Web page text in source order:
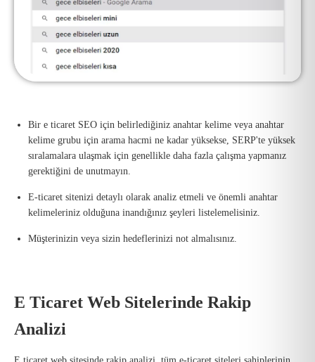
Bir e ticaret SEO için belirlediğiniz anahtar kelime veya anahtar
kelime grubu için arama hacmi ne kadar yüksekse, SERP'te yüksek
sıralamalara ulaşmak için genellikle daha fazla çalışma yapmanız
gerektiğini de unutmayın.
E-ticaret sitenizi detaylı olarak analiz etmeli ve önemli anahtar
kelimeleriniz olduğuna inandığınız şeyleri listelemelisiniz.
Müşterinizin veya sizin hedeflerinizi not almalısınız.
E Ticaret Web Sitelerinde Rakip
Analizi